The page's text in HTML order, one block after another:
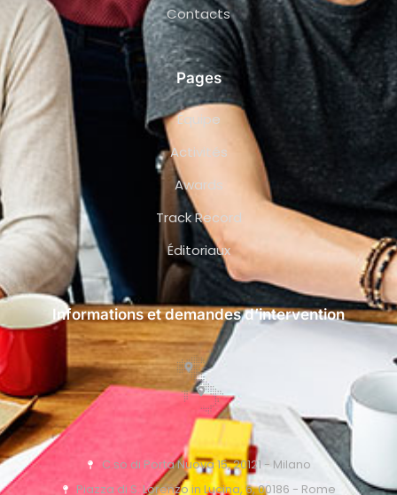
Contacts
Pages
Équipe
Activités
Awards
Track Record
Éditoriaux
Informations et demandes d’intervention
C.so di Porta Nuova 15, 20121 - Milano
Piazza di S. Lorenzo in Lucina, 6, 00186 - Rome